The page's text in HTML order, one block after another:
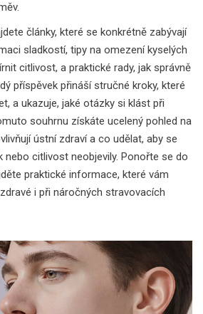
články, které se konkrétně zabývají
sladkostí, tipy na omezení kyselých
citlivost, a praktické rady, jak správně
příspěvek přináší stručné kroky, které
a ukazuje, jaké otázky si klást při
souhrnu získáte ucelený pohled na
ústní zdraví a co udělat, aby se
nebo citlivost neobjevily. Ponořte se do
praktické informace, které vám
i při náročných stravovacích